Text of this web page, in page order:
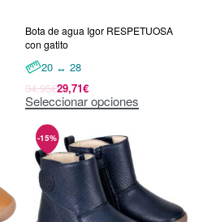
Bota de agua Igor RESPETUOSA
con gatito
20 ↔ 28
34,95€29,71€
Seleccionar opciones